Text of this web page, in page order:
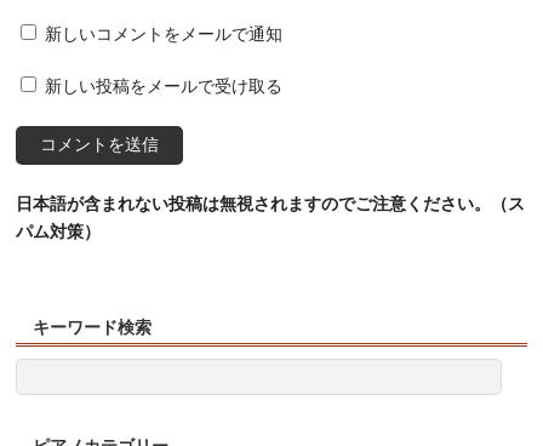
新しいコメントをメールで通知
新しい投稿をメールで受け取る
日本語が含まれない投稿は無視されますのでご注意ください。（ス
パム対策）
キーワード検索